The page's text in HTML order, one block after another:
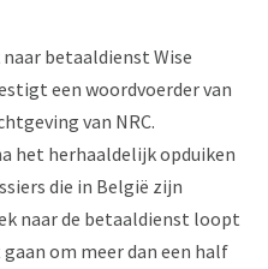
betaaldienst Wise
een woordvoerder van
van NRC.
het herhaaldelijk opduiken
die in België zijn
naar de betaaldienst loopt
om meer dan een half